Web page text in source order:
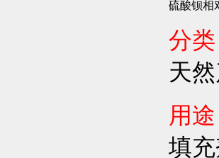
硫酸钡相
分类
天
用途
填